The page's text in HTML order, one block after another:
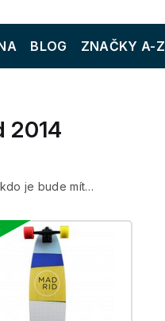
BLOG ZNAČKY A-Z
2014
je bude mít…